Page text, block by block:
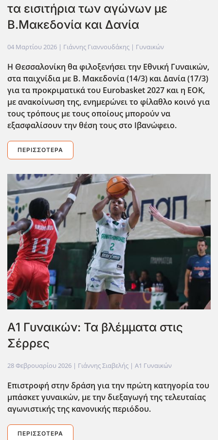
τα εισιτήρια των αγώνων με
Β.Μακεδονία και Δανία
04 Μαρτίου 2026 | Γιάννης Γιαννουδάκης | Γυναικών
Η Θεσσαλονίκη θα φιλοξενήσει την Εθνική Γυναικών,
στα παιχνίδια με Β. Μακεδονία (14/3) και Δανία (17/3)
για τα προκριματικά του Eurobasket2027 και η ΕΟΚ,
με ανακοίνωση της, ενημερώνει το φίλαθλο κοινό για
τους τρόπους με τους οποίους μπορούν να
εξασφαλίσουν την θέση τους στο Ιβανώφειο.
ΠΕΡΙΣΣΌΤΕΡΑ
Α1 Γυναικών: Τα βλέμματα στις
Σέρρες
28 Φεβρουαρίου 2026 | Γιάννης Σιαβελής | Α1 Γυναικών
Επιστροφή στην δράση για την πρώτη κατηγορία του
μπάσκετ γυναικών, με την διεξαγωγή της τελευταίας
αγωνιστικής της κανονικής περιόδου.
ΠΕΡΙΣΣΌΤΕΡΑ